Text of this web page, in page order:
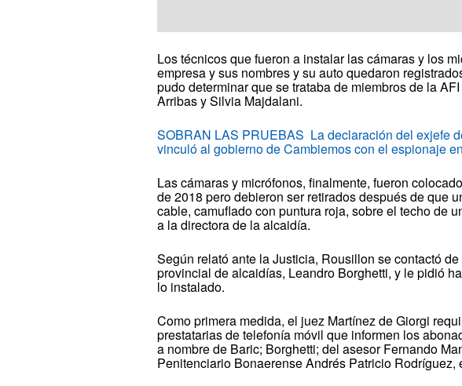
Los técnicos que fueron a instalar las cámaras y los
empresa y sus nombres y su auto quedaron
pudo determinar que se trataba de miembros de la
Arribas y Silvia Majdalani.
SOBRAN LAS PRUEBAS La declaración del exjefe
vinculó al gobierno de Cambiemos con el espionaje
Las cámaras y micrófonos, finalmente, fueron
de 2018 pero debieron ser retirados después de que
cable, camuflado con puntura roja, sobre el techo de
a la directora de la alcaidía.
Según relató ante la Justicia, Rousillon se contactó
provincial de alcaidías, Leandro Borghetti, y le pidió
lo instalado.
Como primera medida, el juez Martínez de Giorgi
prestatarias de telefonía móvil que informen los
a nombre de Baric; Borghetti; del asesor Fernando
Penitenciario Bonaerense Andrés Patricio Rodríguez,